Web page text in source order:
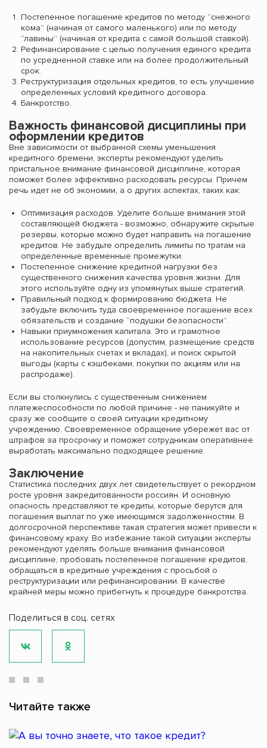
Постепенное погашение кредитов по методу “снежного
кома” (начиная от самого маленького) или по методу
“лавины” (начиная от кредита с самой большой ставкой).
Рефинансирование с целью получения единого кредита
по усредненной ставке или на более продолжительный
срок.
Реструктуризация отдельных кредитов, то есть улучшение
определенных условий кредитного договора.
Банкротство.
Важность финансовой дисциплины при
оформлении кредитов
Вне зависимости от выбранной схемы уменьшения
кредитного бремени, эксперты рекомендуют уделить
пристальное внимание финансовой дисциплине, которая
поможет более эффективно расходовать ресурсы. Причем
речь идет не об экономии, а о других аспектах, таких как:
Оптимизация расходов. Уделите больше внимания этой
составляющей бюджета - возможно, обнаружите скрытые
резервы, которые можно будет направить на погашение
кредитов. Не забудьте определить лимиты по тратам на
определенные временные промежутки.
Постепенное снижение кредитной нагрузки без
существенного снижения качества уровня жизни. Для
этого используйте одну из упомянутых выше стратегий.
Правильный подход к формированию бюджета. Не
забудьте включить туда своевременное погашение всех
обязательств и создание “подушки безопасности”.
Навыки приумножения капитала. Это и грамотное
использование ресурсов (допустим, размещение средств
на накопительных счетах и вкладах), и поиск скрытой
выгоды (карты с кэшбеками, покупки по акциям или на
распродаже).
Если вы столкнулись с существенным снижением
платежеспособности по любой причине - не паникуйте и
сразу же сообщите о своей ситуации кредитному
учреждению. Своевременное обращение убережет вас от
штрафов за просрочку и поможет сотрудникам оперативнее
выработать максимально подходящее решение.
Заключение
Статистика последних двух лет свидетельствует о рекордном
росте уровня закредитованности россиян. И основную
опасность представляют те кредиты, которые берутся для
погашения выплат по уже имеющимся задолженностям. В
долгосрочной перспективе такая стратегия может привести к
финансовому краху. Во избежание такой ситуации эксперты
рекомендуют уделять больше внимания финансовой
дисциплине, пробовать постепенное погашение кредитов,
обращаться в кредитные учреждения с просьбой о
реструктуризации или рефинансировании. В качестве
крайней меры можно прибегнуть к процедуре банкротства.
Поделиться в соц. сетях
Читайте также